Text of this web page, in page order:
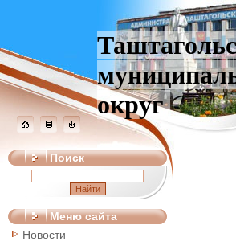
округ
Поиск
Меню сайта
Новости